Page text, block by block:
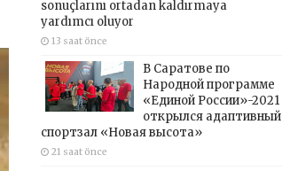
sonuçlarını ortadan kaldırmaya
yardımcı oluyor
13 saat önce
В Саратове по
Народной программе
«Единой России»-2021
открылся адаптивный
спортзал «Новая высота»
21 saat önce